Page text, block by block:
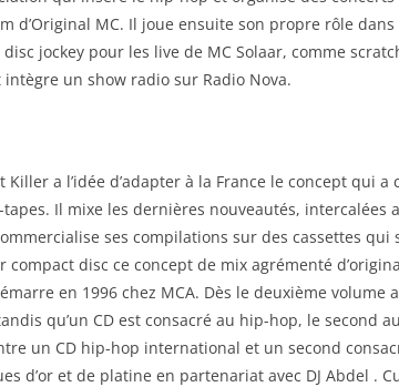
d’Original MC. Il joue ensuite son propre rôle
jockey pour les live de MC Solaar, comme
un show radio sur Radio Nova.
Killer a l’idée d’adapter à la France le concept qui
Il mixe les dernières nouveautés, intercalées
ses compilations sur des cassettes qui
disc ce concept de mix agrémenté
en 1996 chez MCA. Dès le deuxième volume
qu’un CD est consacré au hip-hop, le second
un CD hip-hop international et un second
d’or et de platine en partenariat avec DJ Abdel .